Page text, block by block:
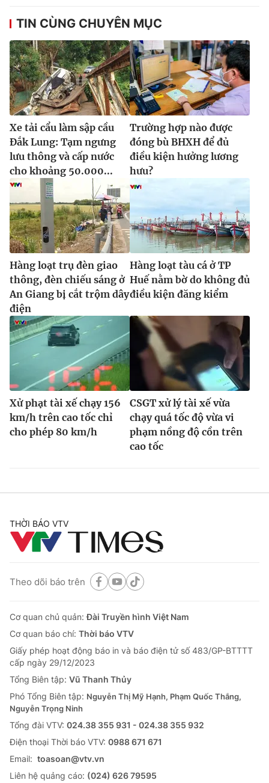
TIN CÙNG CHUYÊN MỤC
Xe tải cẩu làm sập cầu
Đắk Lung: Tạm ngưng
lưu thông và cấp nước
cho khoảng 50.000...
Trường hợp nào được
đóng bù BHXH để đủ
điều kiện hưởng lương
hưu?
Hàng loạt trụ đèn giao
thông, đèn chiếu sáng ở
An Giang bị cắt trộm dây
điện
Hàng loạt tàu cá ở TP
Huế nằm bờ do không đủ
điều kiện đăng kiểm
Xử phạt tài xế chạy 156
km/h trên cao tốc chỉ
cho phép 80 km/h
CSGT xử lý tài xế vừa
chạy quá tốc độ vừa vi
phạm nồng độ cồn trên
cao tốc
THỜI BÁO VTV
Theo dõi báo trên
Cơ quan chủ quản:Đài Truyền hình Việt Nam
Cơ quan báo chí: Thời báo VTV
Giấy phép hoạt động báo in và báo điện tử số 483/GP-BTTTT
cấp ngày 29/12/2023
Tổng Biên tập: Vũ Thanh Thủy
Phó Tổng Biên tập: Nguyễn Thị Mỹ Hạnh, Phạm Quốc Thắng,
Nguyễn Trọng Ninh
Tổng đài VTV: 024.38 355 931 - 024.38 355 932
Ðiện thoại Thời báo VTV: 0988 671 671
Email: toasoan@vtv.vn
Liên hệ quảng cáo: (024) 626 79595